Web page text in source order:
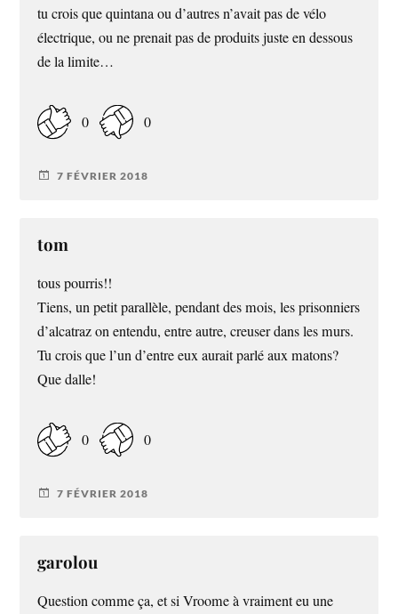
tu crois que quintana ou d’autres n’avait pas de vélo
électrique, ou ne prenait pas de produits juste en dessous
de la limite…
0 0
7 FÉVRIER 2018
tom
tous pourris!!
Tiens, un petit parallèle, pendant des mois, les prisonniers
d’alcatraz on entendu, entre autre, creuser dans les murs.
Tu crois que l’un d’entre eux aurait parlé aux matons?
Que dalle!
0 0
7 FÉVRIER 2018
garolou
Question comme ça, et si Vroome à vraiment eu une